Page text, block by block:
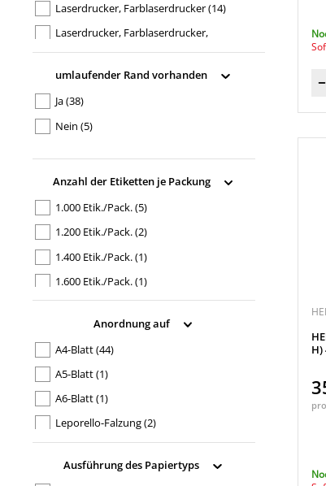
Laserdrucker, Farblaserdrucker(14)
Laserdrucker, Farblaserdrucker,
Inkjetdrucker, Kopierer
Laserdrucker, Farblaserdrucker,
Laserdrucker, Farblaserdrucker,
umlaufender Rand vorhanden
Ja(38)
Nein (5)
Anzahl der Etiketten je Packung
1.000 Etik./Pack.(5)
1.200 Etik./Pack.(2)
1.400 Etik./Pack.(1)
1.600 Etik./Pack.(1)
100 Etik./Pack.(2)
2.100 Etik./Pack.(2)
2.400 Etik./Pack.
200 Etik./Pack.
240 Etik./Pack.
25 Etik./Pack.(1)
Anordnung auf
A4-Blatt(44)
A5-Blatt(1)
A6-Blatt(1)
Leporello-Falzung(2)
Ausführung des Papiertyps
H)